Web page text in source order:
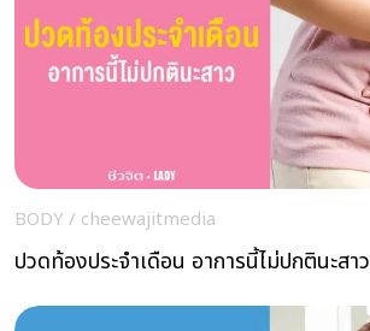
BODY / cheewajitmedia
ปวดท้องประจำเดือน อาการนี้ไม่ปกตินะสาว